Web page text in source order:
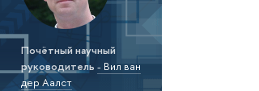
Почётный научный
руководитель - Вил ван
дер Аалст